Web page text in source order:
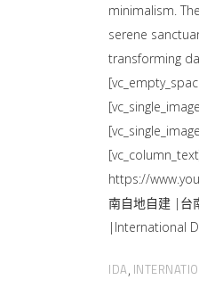
minimalism.
serene
transforming
https://
南自地自建 |台
|International
IDA,